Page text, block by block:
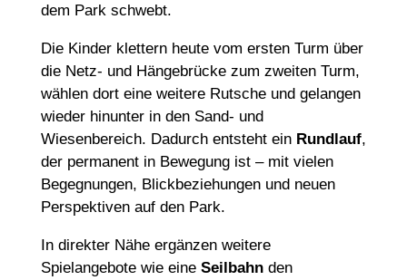
dem Park schwebt.
Die Kinder klettern heute vom ersten Turm über
die Netz- und Hängebrücke zum zweiten Turm,
wählen dort eine weitere Rutsche und gelangen
wieder hinunter in den Sand- und
Wiesenbereich. Dadurch entsteht ein Rundlauf,
der permanent in Bewegung ist – mit vielen
Begegnungen, Blickbeziehungen und neuen
Perspektiven auf den Park.
In direkter Nähe ergänzen weitere
Spielangebote wie eine Seilbahnden